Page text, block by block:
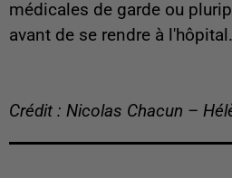
médicales de garde ou
avant de se rendre à l'hôpital.
Crédit : Nicolas Chacun –